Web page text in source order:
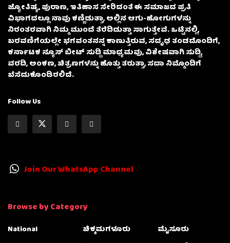
ಜ್ಯೋತಿಷ್ಯ, ಪುರಾಣ, ಇತಿಹಾಸ ಸೇರಿದಂತೆ ಈ ಸಮಾಜದ ಪ್ರತಿ
ವಿಭಾಗದಲ್ಲೂ ನಾವು ಕಣ್ಣಿಡುತ್ತಾ, ಅಲ್ಲಿನ ಆಗು-ಹೋಗುಗಳನ್ನು
ನಿರಂತರವಾಗಿ ನಿಮ್ಮ ಮುಂದೆ ತೆರೆದಿಡುತ್ತಾ ಸಾಗುತ್ತೇವೆ. ಒಟ್ಟಿನಲ್ಲಿ,
ಬರವಣಿಗೆಯಲ್ಲೇ ಭಗವಂತನನ್ನ ಕಾಣುತ್ತಿರುವ, ಸದೃಢ ತಂಡದೊಂದಿಗೆ,
ಕರ್ನಾಟಕ ನ್ಯೂಸ್ ಬೀಟ್ ಸುದ್ದಿ ಮಾಧ್ಯಮವು, ವಿಶೇಷವಾಗಿ ಸುದ್ದಿ,
ವರದಿ, ಅಂಕಣ, ಚಿತ್ರಣಗಳನ್ನು ಹೊತ್ತು ತರುತ್ತಾ, ಸದಾ ನಿಮ್ಮೊಂದಿಗೆ
ಬೆಸೆದುಕೊಂಡಿರಲಿದೆ.
Follow Us
Join Our WhatsApp Channel
Browse by Category
National
ಚಿಕ್ಕಮಗಳೂರು
ಮೈಸೂರು